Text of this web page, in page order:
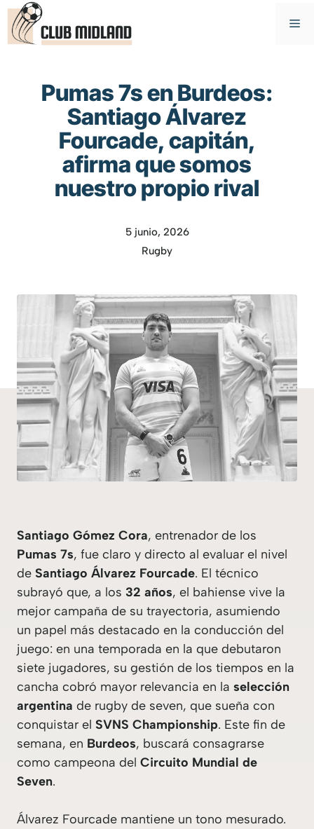
Saltar
contenido
Pumas 7s en Burdeos:
Santiago Álvarez
Fourcade, capitán,
afirma que somos
nuestro propio rival
5 junio, 2026
Rugby
Santiago Gómez Cora, entrenador de los
Pumas 7s, fue claro y directo al evaluar el nivel
de Santiago Álvarez Fourcade. El técnico
subrayó que, a los 32 años, el bahiense vive la
mejor campaña de su trayectoria, asumiendo
un papel más destacado en la conducción del
juego: en una temporada en la que debutaron
siete jugadores, su gestión de los tiempos en la
cancha cobró mayor relevancia en la selección
argentina de rugby de seven, que sueña con
conquistar el SVNS Championship. Este fin de
semana, en Burdeos, buscará consagrarse
como campeona del Circuito Mundial de
Seven.
Álvarez Fourcade mantiene un tono mesurado.